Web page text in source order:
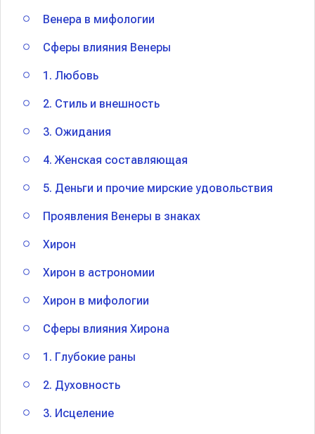
Венера в мифологии
Сферы влияния Венеры
1. Любовь
2. Стиль и внешность
3. Ожидания
4. Женская составляющая
5. Деньги и прочие мирские удовольствия
Проявления Венеры в знаках
Хирон
Хирон в астрономии
Хирон в мифологии
Сферы влияния Хирона
1. Глубокие раны
2. Духовность
3. Исцеление